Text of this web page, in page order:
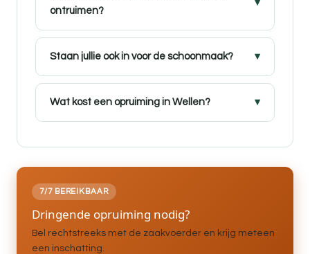
ontruimen?
Staan jullie ook in voor de schoonmaak?
Wat kost een opruiming in Wellen?
7/7 BEREIKBAAR
Dringende opruiming nodig?
Bel rechtstreeks met de zaakvoerder en krijg meteen
een inschatting.